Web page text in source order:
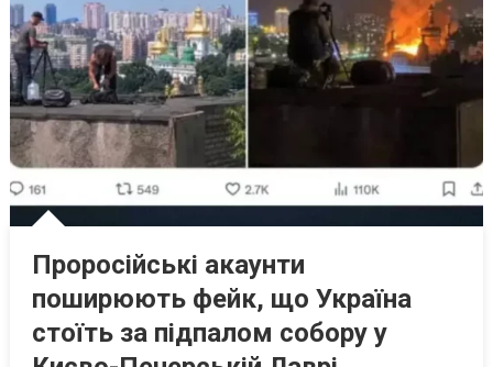
Проросійські акаунти
поширюють фейк, що Україна
стоїть за підпалом собору у